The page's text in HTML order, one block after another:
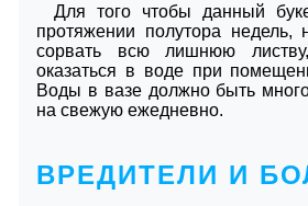
Для того чтобы данный
протяжении полутора недель,
сорвать всю лишнюю
оказаться в воде при
Воды в вазе должно быть
на свежую ежедневно.
ВРЕДИТЕЛИ И